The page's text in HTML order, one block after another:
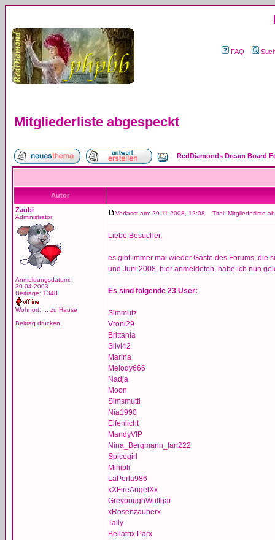
FAQ
Mitgliederliste abgespeckt
RedDiamonds Dream Board
Autor
Zaubi
Administrator
Anmeldungsdatum:
30.04.2003
Beiträge: 1348
Wohnort: ... zu Hause
Beitrag drucken
Verfasst am: 29.11.2008, 12:08 Titel: Mitgliederliste
Liebe Besucher,
es gibt immer mal wieder Gäste des Forums, die
und Juni 2008, hier anmeldeten, habe ich nun
Es sind folgende 23 User:
Simmutz
Vroni29
Brittania
Silvi42
Marina
Melody666
Nadja
Moon
Simsmutti
Nia1990
Elfenlicht
MandyVIP
Nina_Bergmann_fan222
Spicegirl
Minipli
LaPerla986
xXFireAngelXx
GreyboughWulfgar
xRosenzauberx
Tally
Bellatrix Parx